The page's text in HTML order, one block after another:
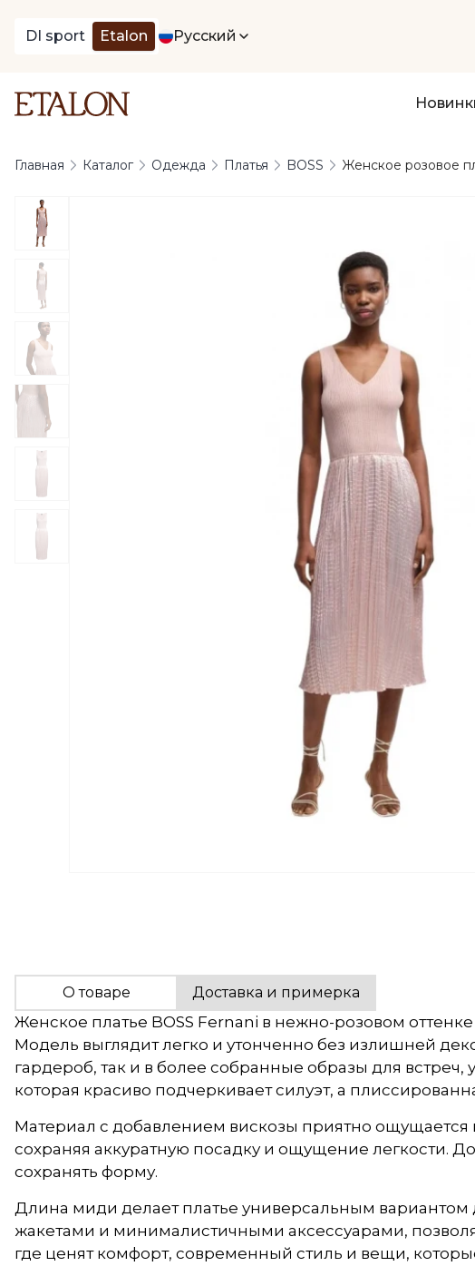
DI sport Etalon Русский
Главная Каталог Одежда Платья BOSS Женское розовое
О товаре Доставка и примерка
Женское платье BOSS Fernani в нежно-розовом
Модель выглядит легко и утонченно без излишней
гардероб, так и в более собранные образы для
которая красиво подчеркивает силуэт, а
Материал с добавлением вискозы приятно ощущается
сохраняя аккуратную посадку и ощущение легкости.
сохранять форму.
Длина миди делает платье универсальным вариантом
жакетами и минималистичными аксессуарами,
где ценят комфорт, современный стиль и вещи,